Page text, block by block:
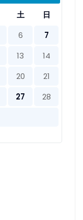
土
日
6
7
13
14
20
21
27
28